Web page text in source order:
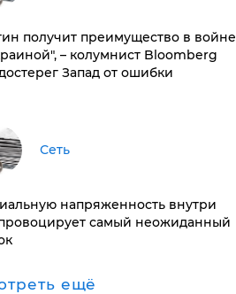
получит преимущество в войне
– колумнист Bloomberg
Запад от ошибки
Сеть
напряженность внутри
самый неожиданный
ещё